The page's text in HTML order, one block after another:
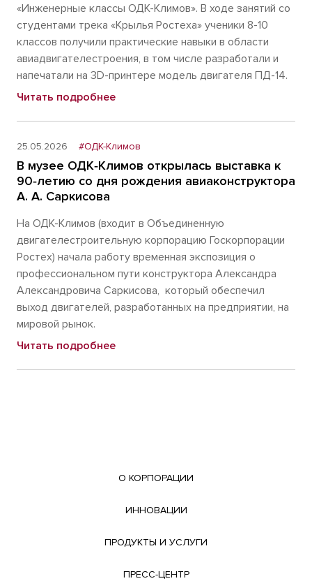
«Инженерные классы ОДК-Климов». В ходе занятий со
студентами трека «Крылья Ростеха» ученики 8-10
классов получили практические навыки в области
авиадвигателестроения, в том числе разработали и
напечатали на 3D-принтере модель двигателя ПД-14.
Читать подробнее
25.05.2026 #ОДК-Климов
В музее ОДК‑Климов открылась выставка к
90‑летию со дня рождения авиаконструктора
А. А. Саркисова
На ОДК-Климов (входит в Объединенную
двигателестроительную корпорацию Госкорпорации
Ростех) начала работу временная экспозиция о
профессиональном пути конструктора Александра
Александровича Саркисова, который обеспечил
выход двигателей, разработанных на предприятии, на
мировой рынок.
Читать подробнее
О КОРПОРАЦИИ
ИННОВАЦИИ
ПРОДУКТЫ И УСЛУГИ
ПРЕСС-ЦЕНТР